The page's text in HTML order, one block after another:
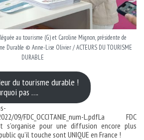
au tourisme (G) et Caroline Mignon, présidente de
Durable © Anne-Lise Olivier / ACTEURS DU TOURISME
DURABLE
du tourisme durable !
pas ….
09/FDC_OCCITANIE_num-L.pdfLa FDC
s’organise pour une diffusion encore plus
qu’il touche sont UNIQUE en France !